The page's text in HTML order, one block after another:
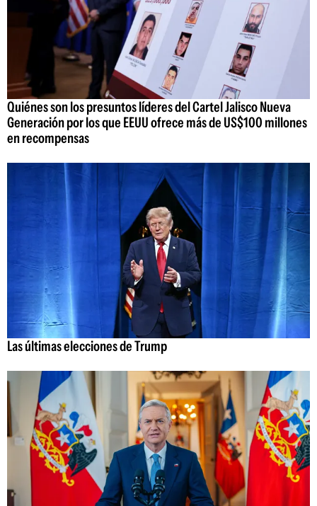
Quiénes son los presuntos líderes del Cartel Jalisco Nueva
Generación por los que EEUU ofrece más de US$100 millones
en recompensas
Las últimas elecciones de Trump